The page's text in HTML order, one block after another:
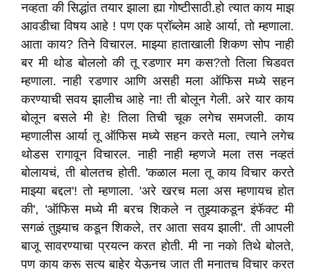
नव्हता की सिद्धांत तयार झाला ह्या गोष्टीसाठी.हो त्यात काय माझ
आवडीचा विषय आहे ! पण एक प्रॉब्लेम आहे आर्या, तो म्हणाला.
आता काय? तिने विचारल. माझ्या हाताखाली शिकण सोप नाही
बर मी थोड बोललो की तू रडणार मग कस?तो तिला चिडवत
म्हणाला. नाही रडणार आणि असही मला ऑफिस मध्ये सहन
करण्याची सवय झालीच आहे ना! ती बोलून गेली. अरे यार काय
बोलून बसले मी हे! तिला तिची चूक लगेच समजली. काय
म्हणालीस आर्या तू ऑफिस मध्ये सहन करते मला, त्याने लगेच
थोडस रागावून विचारल. नाही नाही म्हणजे मला तस नव्हतं
बोलायचं, ती बोलतच होती. 'कळाल मला तू काय विचार करते
माझ्या बद्दल'! तो म्हणाला. 'अरे खरच मला अस म्हणायच होत
की', 'ऑफिस मध्ये मी बरच शिकले न तुझ्याकडून इंफॅक्ट मी
सगळं तुझ्याच कडून शिकले, तर आता सवय झाली'. ती आपली
बाजू सावरण्याचा प्रयत्न करत होती. मी ना नको तिथे बोलते,
पण काय करू सत्य बाहेर येऊनच जात ती मनातच विचार करत